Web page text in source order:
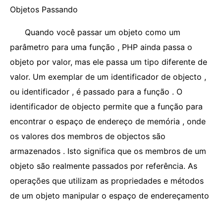
Objetos Passando
Quando você passar um objeto como um
parâmetro para uma função , PHP ainda passa o
objeto por valor, mas ele passa um tipo diferente de
valor. Um exemplar de um identificador de objecto ,
ou identificador , é passado para a função . O
identificador de objecto permite que a função para
encontrar o espaço de endereço de memória , onde
os valores dos membros de objectos são
armazenados . Isto significa que os membros de um
objeto são realmente passados ​​por referência. As
operações que utilizam as propriedades e métodos
de um objeto manipular o espaço de endereçamento